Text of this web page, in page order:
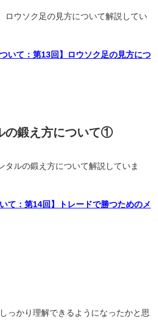
ロウソク足の見方について解説してい
いて：第13回】ロウソク足の見方につ
の鍛え方について①
タルの鍛え方について解説していま
て：第14回】トレードで勝つためのメ
っかり理解できるようになったかと思